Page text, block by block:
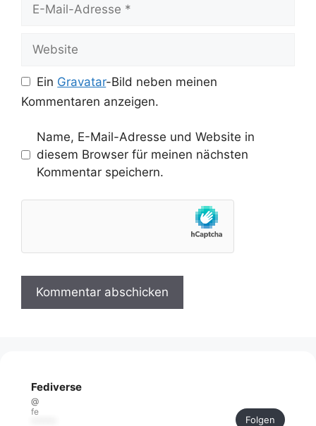
Mail-
Ein Gravatar-Bild neben meinen
Kommentaren anzeigen.
Name, E-Mail-Adresse und Website in
diesem Browser für meinen nächsten
Kommentar speichern.
Fediverse
@
fe
Folgen